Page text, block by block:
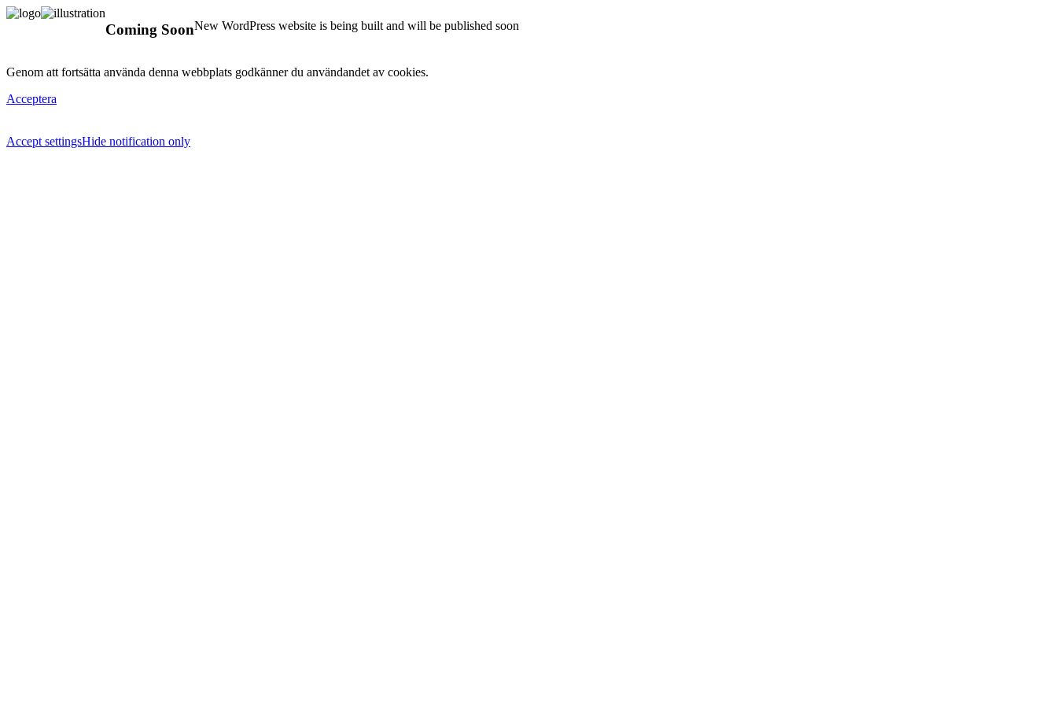
Coming SoonNew WordPress website is being built and will be published soon
Genom att fortsätta använda denna webbplats godkänner du användandet av cookies.
Acceptera
Accept settingsHide notification only